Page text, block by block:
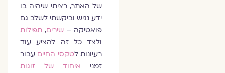
של האתר, רציתי שיהיה בו
ידע נגיש וביקשתי לשלב גם
פואטיקה –שירים,תפילות
ולצד כל זה להציע עוד
רעיונות ל טקסי החייםעבור
זמני
איחוד של זוגות